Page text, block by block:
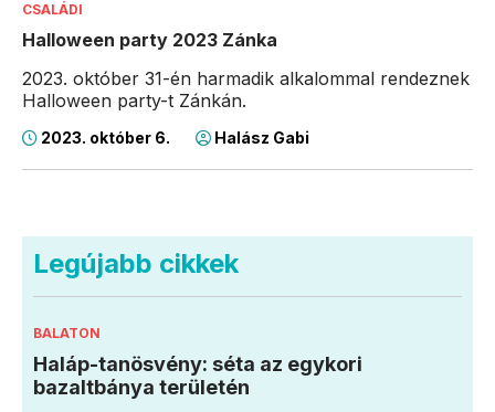
CSALÁDI
Halloween party 2023 Zánka
2023. október 31-én harmadik alkalommal rendeznek
Halloween party-t Zánkán.
2023. október 6. Halász Gabi
Legújabb cikkek
BALATON
Haláp-tanösvény: séta az egykori
bazaltbánya területén